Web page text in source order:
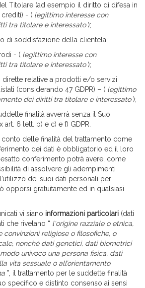
Titolare (ad esempio il diritto di difesa in
- ( legittimo interesse con
tra titolare e interessato);
di soddisfazione della clientela;
- ( legittimo interesse con
tra titolare e interessato);
dirette relative a prodotti e/o servizi
(considerando 47 GDPR) – ( legittimo
dei diritti tra titolare e interessato);
finalità avverrà senza il Suo
6 lett. b) e c) e f) GDPR.
conto delle finalità del trattamento come
dei dati è obbligatorio ed il loro
conferimento potrà avere, come
di assolvere gli adempimenti
dei suoi dati personali per
opporsi gratuitamente ed in qualsiasi
vi siano informazioni particolari (dati
che rivelano “ l'origine razziale o etnica,
convinzioni religiose o filosofiche, o
nonché dati genetici, dati biometrici
univoco una persona fisica, dati
vita sessuale o all’orientamento
”, il trattamento per le suddette finalità
specifico e distinto consenso ai sensi